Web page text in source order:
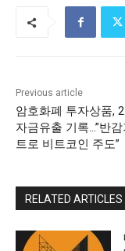
Previous article
암호화폐 투자상품,
자금유출 기록…”반
트로 비트코인 주도”
RELATED ARTICLES